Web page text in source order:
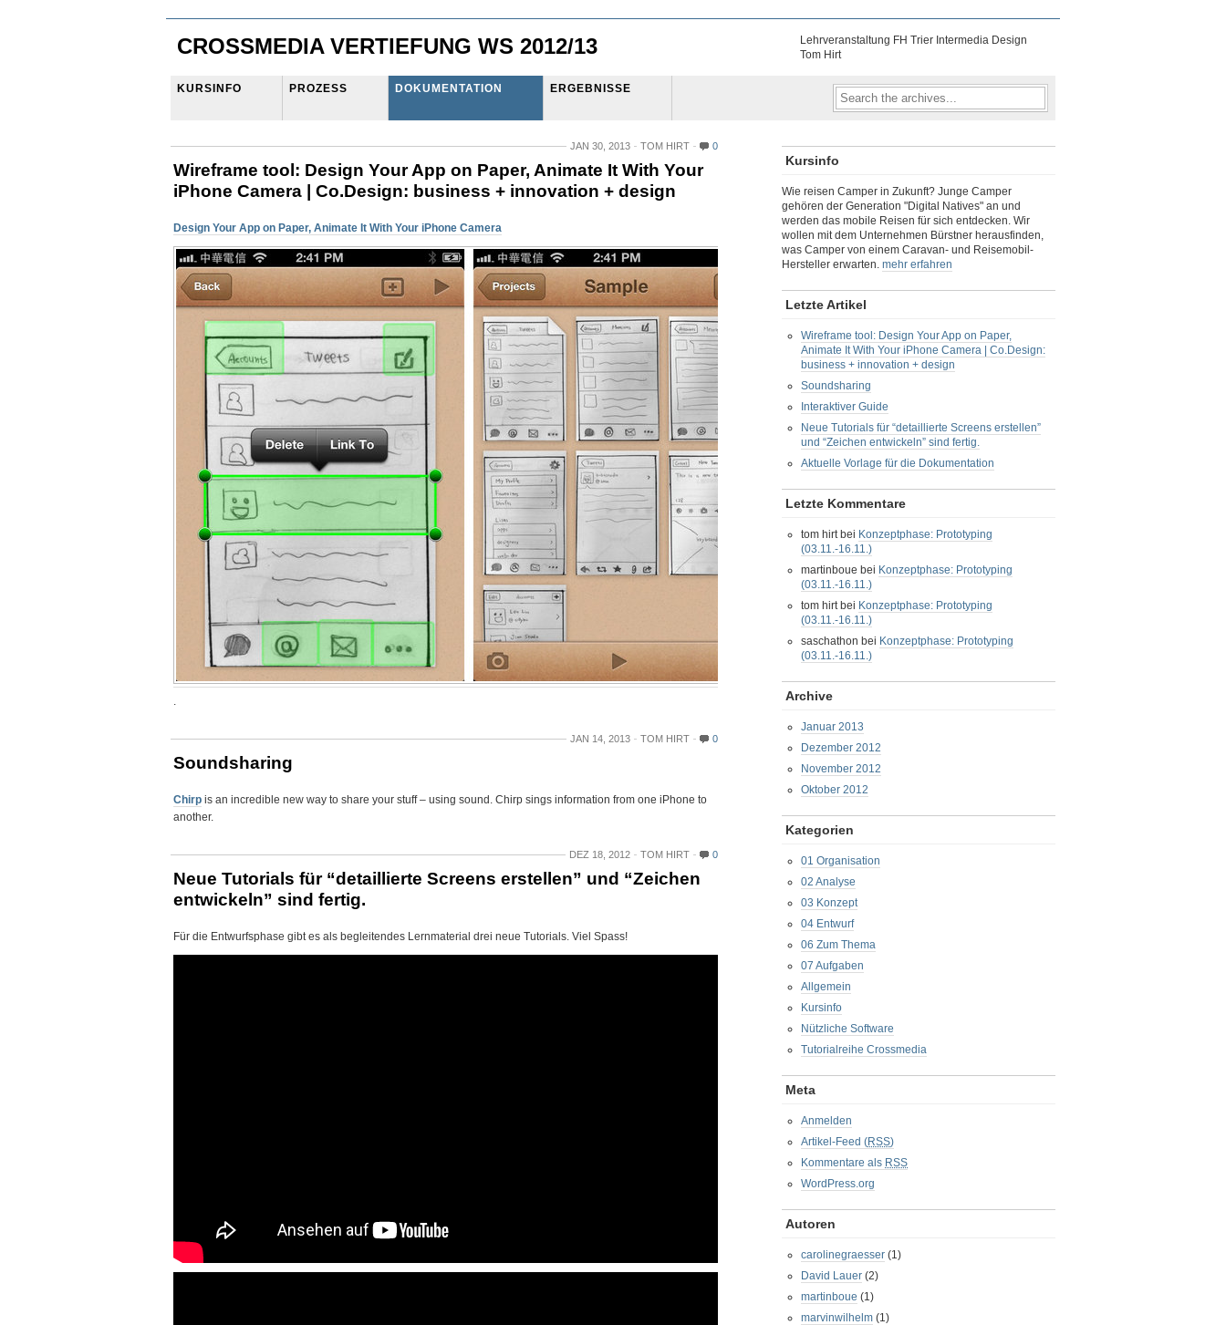
CROSSMEDIA VERTIEFUNG WS 2012/13
Lehrveranstaltung FH Trier Intermedia Design
Tom Hirt
KURSINFO PROZESS DOKUMENTATION ERGEBNISSE
JAN 30, 2013 TOM HIRT 0
Wireframe tool: Design Your App on Paper, Animate It With Your
iPhone Camera | Co.Design: business + innovation + design
Design Your App on Paper, Animate It With Your iPhone Camera
.
JAN 14, 2013 TOM HIRT 0
Soundsharing
Chirp is an incredible new way to share your stuff – using sound. Chirp sings information from one iPhone to
another.
DEZ 18, 2012 TOM HIRT 0
Neue Tutorials für “detaillierte Screens erstellen” und “Zeichen
entwickeln” sind fertig.
Für die Entwurfsphase gibt es als begleitendes Lernmaterial drei neue Tutorials. Viel Spass!
Kursinfo
Wie reisen Camper in Zukunft? Junge Camper
gehören der Generation "Digital Natives" an und
werden das mobile Reisen für sich entdecken. Wir
wollen mit dem Unternehmen Bürstner herausfinden,
was Camper von einem Caravan- und Reisemobil-
Hersteller erwarten. mehr erfahren
Letzte Artikel
Wireframe tool: Design Your App on Paper,
Animate It With Your iPhone Camera | Co.Design:
business + innovation + design
Soundsharing
Interaktiver Guide
Neue Tutorials für “detaillierte Screens erstellen”
und “Zeichen entwickeln” sind fertig.
Aktuelle Vorlage für die Dokumentation
Letzte Kommentare
tom hirt bei Konzeptphase: Prototyping
(03.11.-16.11.)
martinboue bei Konzeptphase: Prototyping
(03.11.-16.11.)
tom hirt bei Konzeptphase: Prototyping
(03.11.-16.11.)
saschathon bei Konzeptphase: Prototyping
(03.11.-16.11.)
Archive
Januar 2013
Dezember 2012
November 2012
Oktober 2012
Kategorien
01 Organisation
02 Analyse
03 Konzept
04 Entwurf
06 Zum Thema
07 Aufgaben
Allgemein
Kursinfo
Nützliche Software
Tutorialreihe Crossmedia
Meta
Anmelden
Artikel-Feed (RSS)
Kommentare als RSS
WordPress.org
Autoren
carolinegraesser (1)
David Lauer (2)
martinboue (1)
marvinwilhelm (1)